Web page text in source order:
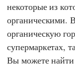
некоторые из
органическими.
органическую
супермаркетах,
Вы можете